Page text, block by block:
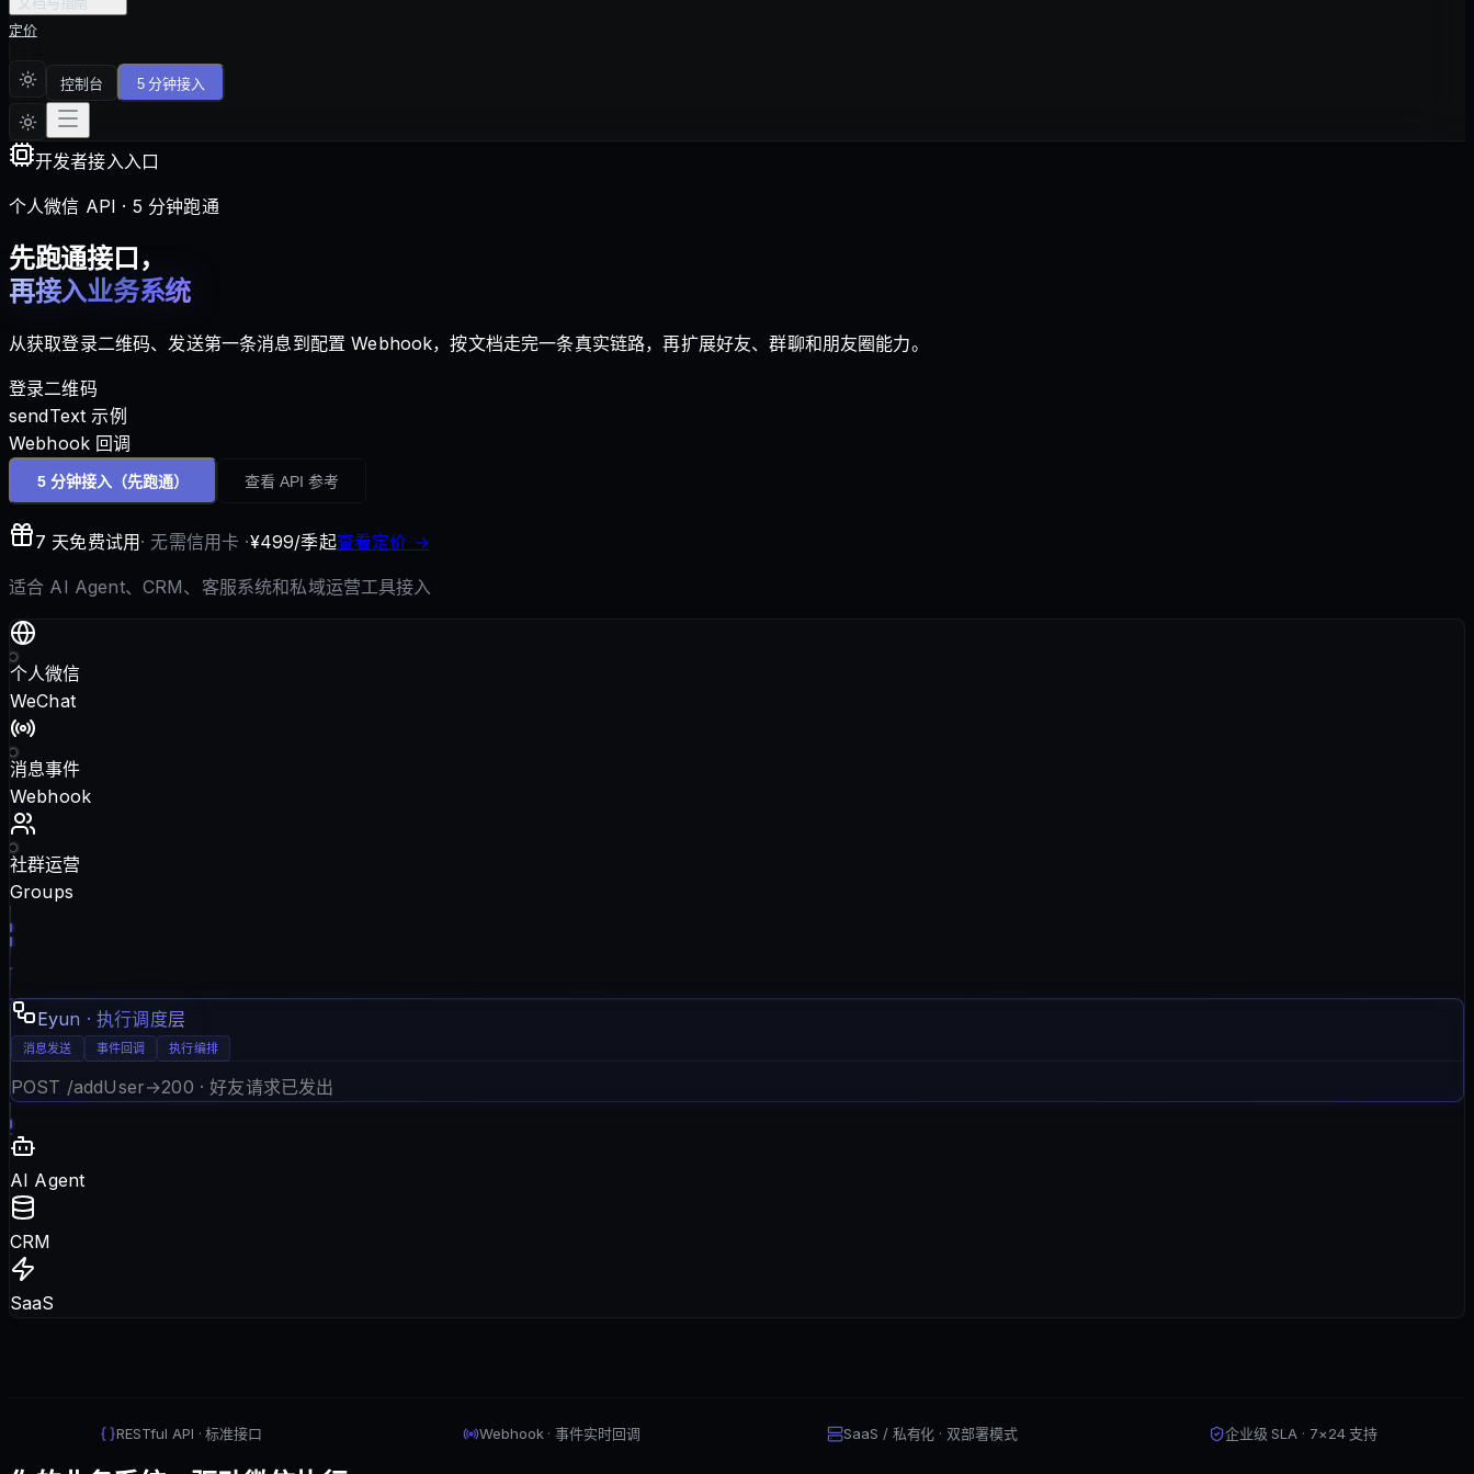
定价
控制台 5 分钟接入
开发者接入入口
个人微信 API · 5 分钟跑通
先跑通接口，
再接入业务系统
从获取登录二维码、发送第一条消息到配置 Webhook，按文档走完一条真实链路，再扩展好友、群聊和朋友圈能力。
登录二维码
sendText 示例
Webhook 回调
5 分钟接入 （先跑通） 查看 API 参考
7 天免费试用 · 无需信用卡 ·¥499/季起查看定价 →
适合 AI Agent、CRM、客服系统和私域运营工具接入
个人微信
WeChat
消息事件
Webhook
社群运营
Groups
Eyun · 执行调度层
消息发送 事件回调 执行编排
POST /addUser→200 · 好友请求已发出
AI Agent
CRM
SaaS
RESTful API · 标准接口 Webhook · 事件实时回调 SaaS / 私有化 · 双部署模式 企业级 SLA · 7×24 支持